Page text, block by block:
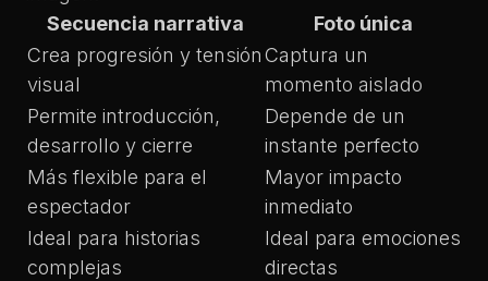
Secuencia narrativa
Foto única
Crea progresión y tensión
visual
Captura un
momento aislado
Permite introducción,
desarrollo y cierre
Depende de un
instante perfecto
Más flexible para el
espectador
Mayor impacto
inmediato
Ideal para historias
complejas
Ideal para emociones
directas